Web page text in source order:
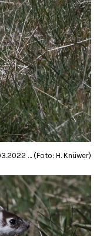
… (Foto: H. Knüwer)